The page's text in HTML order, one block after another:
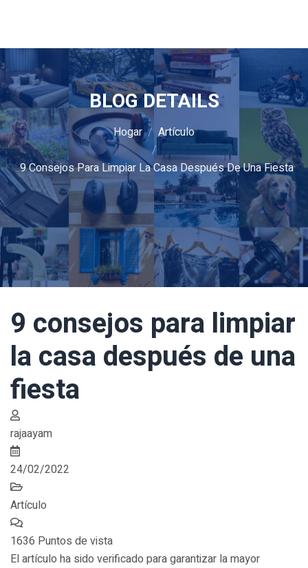
BLOG DETAILS
Hogar Artículo
9 Consejos Para Limpiar La Casa Después De Una Fiesta
9 consejos para limpiar
la casa después de una
fiesta
rajaayam
24/02/2022
Artículo
1636 Puntos de vista
El artículo ha sido verificado para garantizar la mayor